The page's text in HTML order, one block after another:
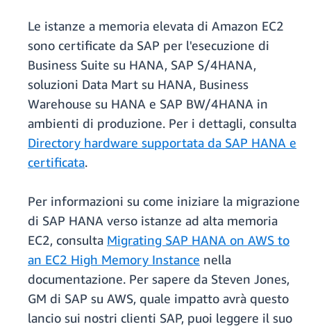
Le istanze a memoria elevata di Amazon EC2
sono certificate da SAP per l'esecuzione di
Business Suite su HANA, SAP S/4HANA,
soluzioni Data Mart su HANA, Business
Warehouse su HANA e SAP BW/4HANA in
ambienti di produzione. Per i dettagli, consulta
Directory hardware supportata da SAP HANA e
certificata.
Per informazioni su come iniziare la migrazione
di SAP HANA verso istanze ad alta memoria
EC2, consulta Migrating SAP HANA on AWS to
an EC2 High Memory Instance nella
documentazione. Per sapere da Steven Jones,
GM di SAP su AWS, quale impatto avrà questo
lancio sui nostri clienti SAP, puoi leggere il suo